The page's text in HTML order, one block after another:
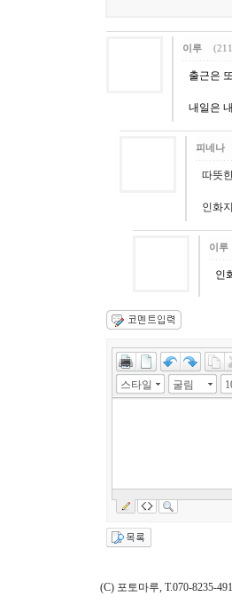
이루
출근은
내일은
피네나
따뜻
인화
이루
인
스타일 굴림
(C) 포토마루, T.070-8235-